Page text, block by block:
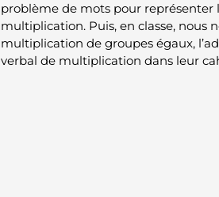
problème de mots pour représenter
multiplication. Puis, en classe, nous
multiplication de groupes égaux,
verbal de multiplication dans leur